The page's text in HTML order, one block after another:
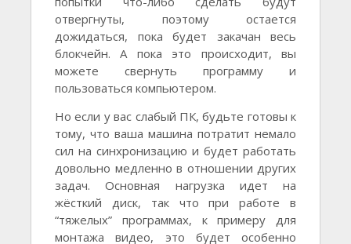
отвергнуты, поэтому остается
дожидаться, пока будет закачан весь
блокчейн. А пока это происходит, вы
можете свернуть программу и
пользоваться компьютером.
Но если у вас слабый ПК, будьте готовы к
тому, что ваша машина потратит немало
сил на синхронизацию и будет работать
довольно медленно в отношении других
задач. Основная нагрузка идет на
жёсткий диск, так что при работе в
“тяжелых” программах, к примеру для
монтажа видео, это будет особенно